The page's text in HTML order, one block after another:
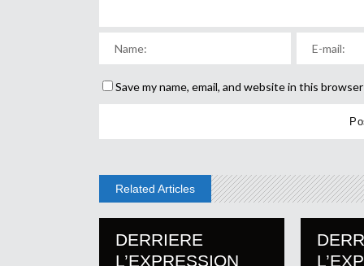
Save my name, email, and website in this
Related Articles
DERRIERE
L’EXPRESSION